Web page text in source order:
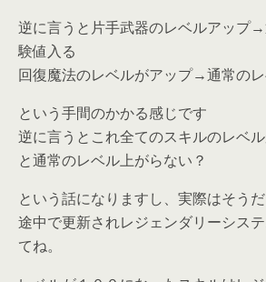
逆に言うと片手武器のレベルアップ
験値入る
回復魔法のレベルがアップ→通常の
という手間のかかる感じです
逆に言うとこれ全てのスキルのレベ
と通常のレベル上がらない？
という話になりますし、実際はそうだ
途中で更新されレジェンダリーシス
てね。